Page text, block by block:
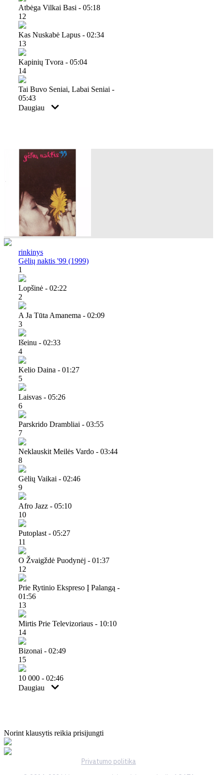
Atbėga Vilkai Basi - 05:18
12
Kas Nuskabė Lapus - 02:34
13
Kapinių Tvora - 05:04
14
Tai Buvo Seniai, Labai Seniai -
05:43
Daugiau
rinkinys
Gėlių naktis '99 (1999)
1
Lopšinė - 02:22
2
A Ja Tūta Amanema - 02:09
3
Išeinu - 02:33
4
Kelio Daina - 01:27
5
Laisvas - 05:26
6
Parskrido Drambliai - 03:55
7
Neklauskit Meilės Vardo - 03:44
8
Gėlių Vaikai - 02:46
9
Afro Jazz - 05:10
10
Putoplast - 05:27
11
O Žvaigždė Puodynėj - 01:37
12
Prie Rytinio Ekspreso Į Palangą -
01:56
13
Mirtis Prie Televizoriaus - 10:10
14
Bizonai - 02:49
15
10 000 - 02:46
Daugiau
Norint klausytis reikia prisijungti
Privatumo politika